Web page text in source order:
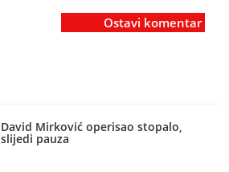
Ostavi komentar
David Mirković operisao stopalo,
slijedi pauza